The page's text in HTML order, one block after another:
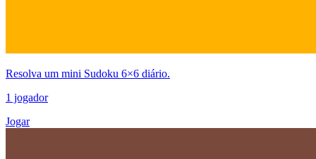
Resolva um mini Sudoku 6×6 diário.
1 jogador
Jogar